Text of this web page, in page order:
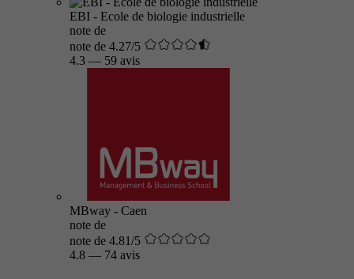
EBI - Ecole de biologie industrielle
note de
note de 4.27/5
4.3 — 59 avis
MBway - Caen
note de
note de 4.81/5
4.8 — 74 avis